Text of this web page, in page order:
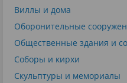
Виллы и дома
Оборонительные
Общественные здания и
Соборы и кирхи
Скульптуры и мемориалы